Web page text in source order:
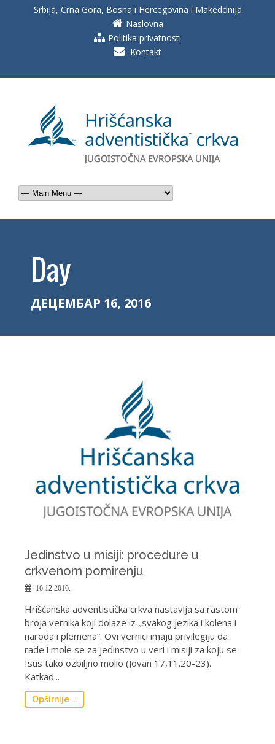
Srbija, Crna Gora, Bosna i Hercegovina i Makedonija
Naslovna
Politika privatnosti
Kontakt
Day
ДЕЦЕМБАР 16, 2016
Jedinstvo u misiji: procedure u
crkvenom pomirenju
16.12.2016.
Hrišćanska adventistička crkva nastavlja sa rastom
broja vernika koji dolaze iz „svakog jezika i kolena i
naroda i plemena“. Ovi vernici imaju privilegiju da
rade i mole se za jedinstvo u veri i misiji za koju se
Isus tako ozbiljno molio (Jovan 17,11.20-23).
Katkad...
Opširnije ...